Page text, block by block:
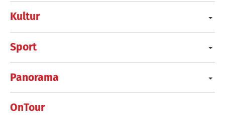
Kultur
Sport
Panorama
OnTour